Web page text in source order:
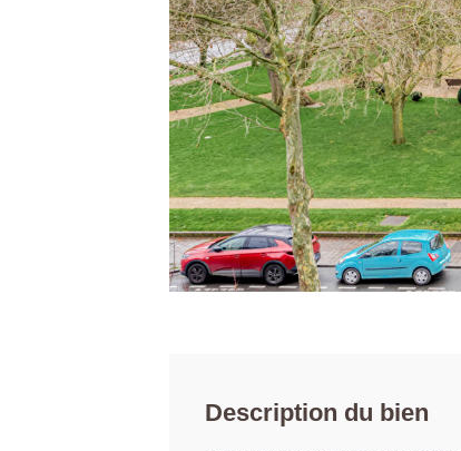
Description du bien